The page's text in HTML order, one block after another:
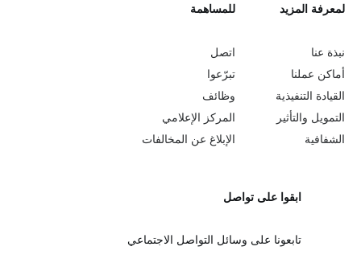
L
e
a
r
n
لمعرفة المزيد
نبذة عنا
أماكن عملنا
القيادة التنفيذية
التمويل والتأثير
الشفافية
G
o
b
e
y
n
d
للمساهمة
اتصل
تبرّعوا
وظائف
المركز الإعلامي
الإبلاغ عن المخالفات
ابقوا على تواصل
تابعونا على وسائل التواصل الاجتماعي